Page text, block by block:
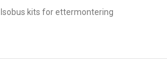
Isobus kits for ettermontering